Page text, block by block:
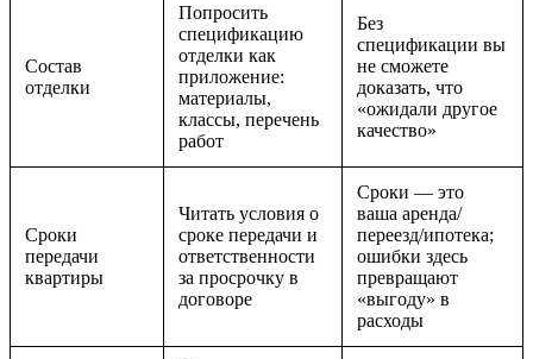
Состав
отделки
Попросить
спецификацию
отделки как
приложение:
материалы,
классы, перечень
работ
Без
спецификации вы
не сможете
доказать, что
«ожидали другое
качество»
Сроки
передачи
квартиры
Читать условия о
сроке передачи и
ответственности
за просрочку в
договоре
Сроки — это
ваша аренда/
переезд/ипотека;
ошибки здесь
превращают
«выгоду» в
расходы